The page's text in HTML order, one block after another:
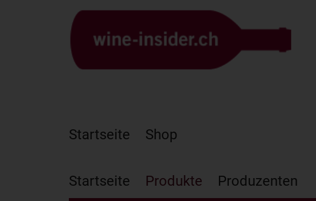
Startseite Shop
Startseite Produkte Produzenten